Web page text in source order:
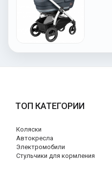
ТОП КАТЕГОРИИ
Коляски
Автокресла
Электромобили
Стульчики для кормления